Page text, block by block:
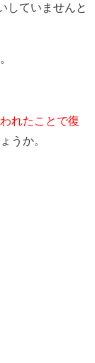
していませんと
れたことで復
うか。